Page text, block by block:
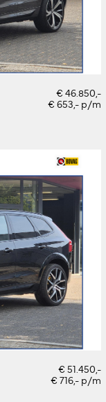
€ 46.850,-
€ 653,- p/m
€ 51.450,-
€ 716,- p/m